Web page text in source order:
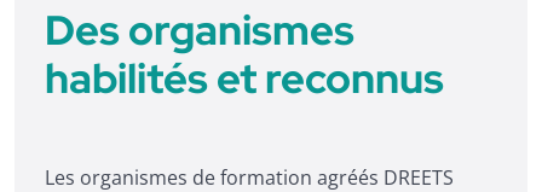
Des organismes
habilités et reconnus
Les organismes de formation agréés DREETS